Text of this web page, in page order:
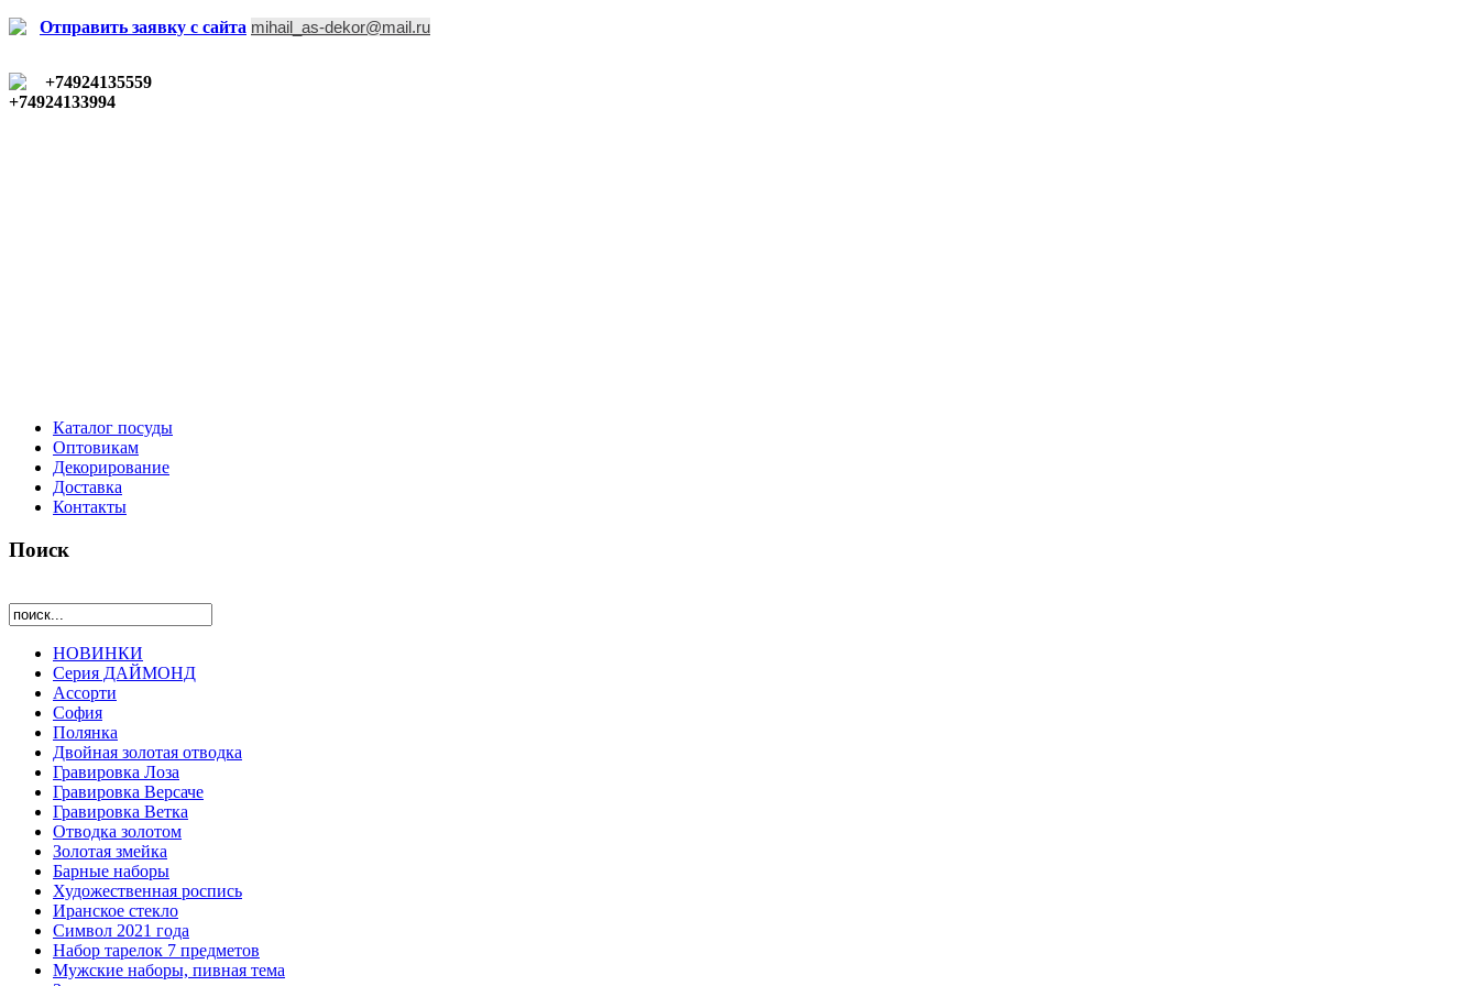
Отправить заявку c сайта mihail_as-dekor@mail.ru
+74924135559
+74924133994
Каталог посуды
Оптовикам
Декорирование
Доставка
Контакты
Поиск
НОВИНКИ
Серия ДАЙМОНД
Ассорти
София
Полянка
Двойная золотая отводка
Гравировка Лоза
Гравировка Версаче
Гравировка Ветка
Отводка золотом
Золотая змейка
Барные наборы
Художественная роспись
Иранское стекло
Символ 2021 года
Набор тарелок 7 предметов
Мужские наборы, пивная тема